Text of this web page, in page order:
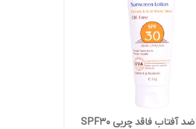
لوسیون ضد آفتاب فاقد چربی SPF30